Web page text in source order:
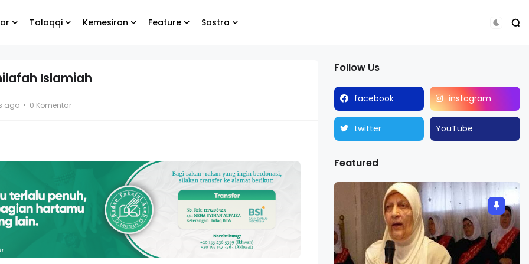
Talaqqi Kemesiran Feature Sastra
Biarlah yang lain
Islamiah
ago 0 Komentar
Follow Us
facebook instagram
twitter YouTube
Featured